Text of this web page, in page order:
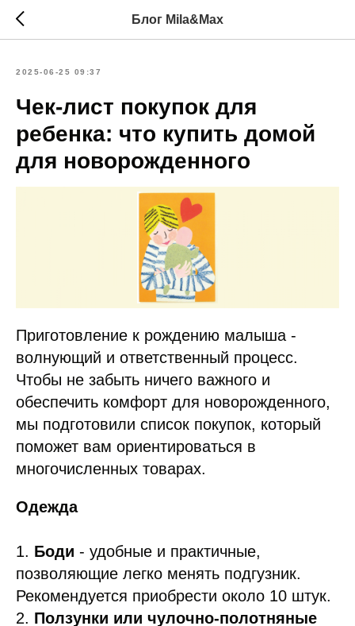
Блог Mila&Max
2025-06-25 09:37
Чек-лист покупок для
ребенка: что купить домой
для новорожденного
Приготовление к рождению малыша -
волнующий и ответственный процесс.
Чтобы не забыть ничего важного и
обеспечить комфорт для новорожденного,
мы подготовили список покупок, который
поможет вам ориентироваться в
многочисленных товарах.
Одежда
1. Боди - удобные и практичные,
позволяющие легко менять подгузник.
Рекомендуется приобрести около 10 штук.
2. Ползунки или чулочно-полотняные